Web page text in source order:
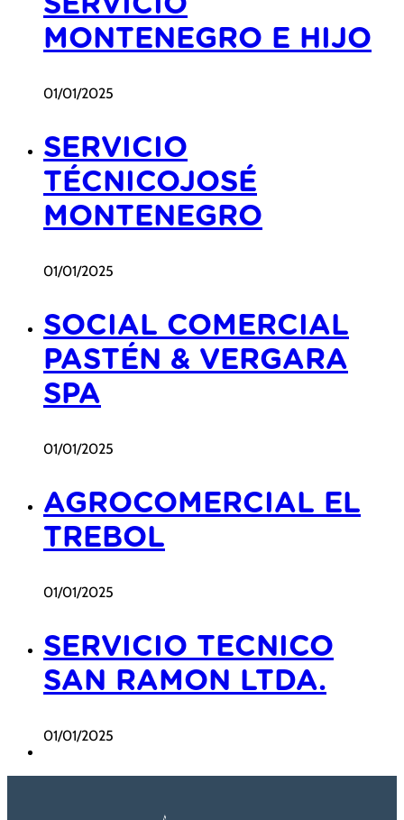
MONTENEGRO E HIJO
01/01/2025
SERVICIO
TÉCNICOJOSÉ
MONTENEGRO
01/01/2025
SOCIAL COMERCIAL
PASTÉN & VERGARA
SPA
01/01/2025
AGROCOMERCIAL EL
TREBOL
01/01/2025
SERVICIO TECNICO
SAN RAMON LTDA.
01/01/2025